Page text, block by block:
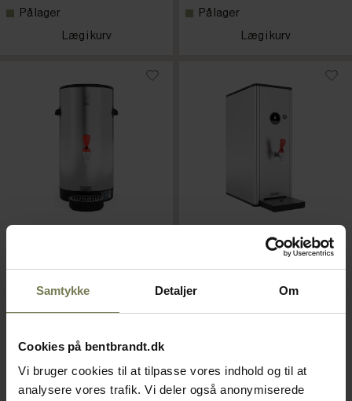
Samtykke Detaljer Om
Cookies på bentbrandt.dk
Vi bruger cookies til at tilpasse vores indhold og til at
analysere vores trafik. Vi deler også anonymiserede
På lager
Læg i kurv
På lager
Læg i kurv
Bonamat HWA12
tevandsdispenser
5.390,00 kr./stk.
På lager
Bonamat HWA21
tevandsdispenser
På lager